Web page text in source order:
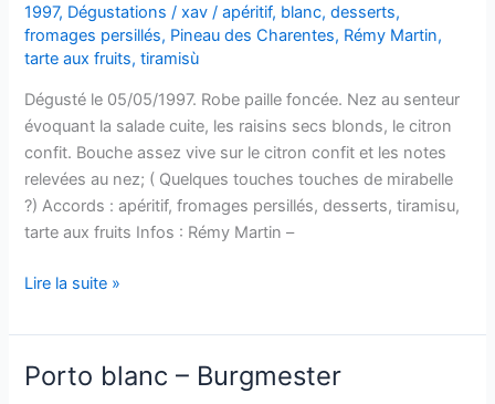
1997, Dégustations /xav/apéritif, blanc,desserts,
fromages persillés, Pineau des Charentes, Rémy Martin,
tarte aux fruits,tiramisù
Dégusté le 05/05/1997. Robe paille foncée. Nez au senteur
évoquant la salade cuite, les raisins secs blonds, le citron
confit. Bouche assez vive sur le citron confit et les notes
relevées au nez; ( Quelques touches touches de mirabelle
?) Accords : apéritif, fromages persillés, desserts, tiramisu,
tarte aux fruits Infos : Rémy Martin –
Pineau
Charentes
–
Remy
Lire la suite »
Porto blanc – Burgmester